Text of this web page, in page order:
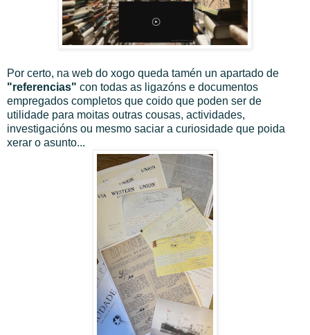
Por certo, na web do xogo queda tamén un apartado de
"referencias" con todas as ligazóns e documentos
empregados completos que coido que poden ser de
utilidade para moitas outras cousas, actividades,
investigacións ou mesmo saciar a curiosidade que poida
xerar o asunto...